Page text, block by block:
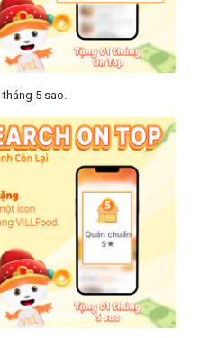
tháng 5 sao.